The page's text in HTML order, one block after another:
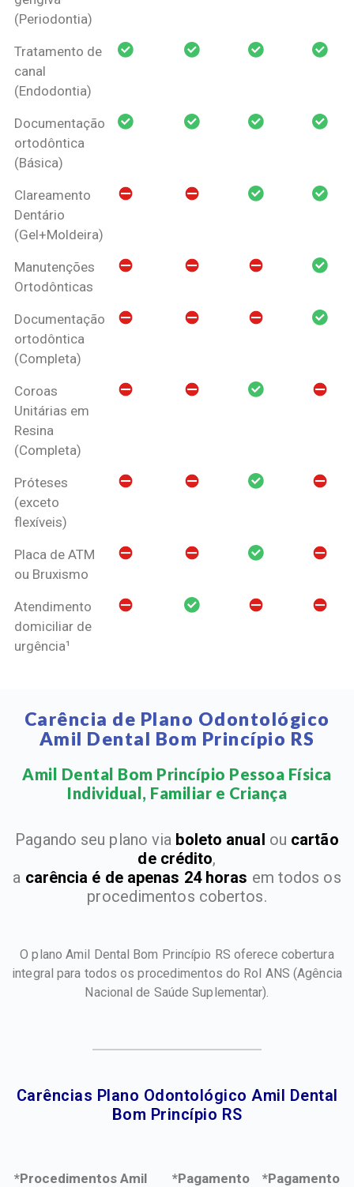
(Periodontia)
Tratamento de
canal
(Endodontia)
Documentação
ortodôntica
(Básica)
Clareamento
Dentário
(Gel+Moldeira)
Manutenções
Ortodônticas
Documentação
ortodôntica
(Completa)
Coroas
Unitárias em
Resina
(Completa)
Próteses
(exceto
flexíveis)
Placa de ATM
ou Bruxismo
Atendimento
domiciliar de
urgência¹
Carência de Plano Odontológico
Amil Dental Bom Princípio RS
Amil Dental Bom Princípio Pessoa Física
Individual, Familiar e Criança​
Pagando seu plano via boleto anual ou cartão
de crédito,
a carência é de apenas 24 horas em todos os
procedimentos cobertos.
O plano Amil Dental Bom Princípio RS oferece cobertura
integral para todos os procedimentos do Rol ANS (Agência
Nacional de Saúde Suplementar).
Carências Plano Odontológico Amil Dental
Bom Princípio RS​
*Procedimentos Amil
*Pagamento
*Pagamento